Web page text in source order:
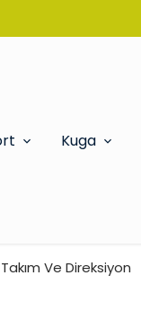
Kuga
Ve Direksiyon